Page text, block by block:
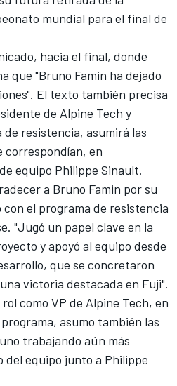
mundial para el final de
hacia el final, donde
que "Bruno Famin ha dejado
El texto también precisa
de Alpine Tech y
resistencia, asumirá las
correspondían, en
equipo Philippe Sinault.
a Bruno Famin por su
el programa de resistencia
"Jugó un papel clave en la
y apoyó al equipo desde
que se concretaron
victoria destacada en Fuji".
como VP de Alpine Tech, en
asumo también las
trabajando aún más
del equipo junto a Philippe